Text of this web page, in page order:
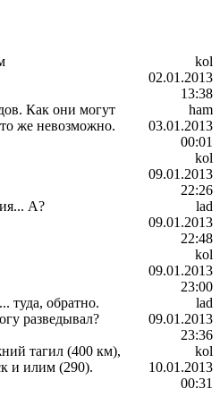
kol
02.01.2013
13:38
Как они могут
же невозможно.
ham
03.01.2013
00:01
kol
09.01.2013
22:26
А?
lad
09.01.2013
22:48
kol
09.01.2013
23:00
туда, обратно.
разведывал?
lad
09.01.2013
23:36
тагил (400 км),
и илим (290).
kol
10.01.2013
00:31